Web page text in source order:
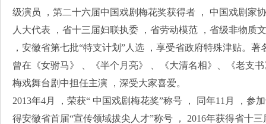
级演员 ，第二十六届中国戏剧梅花奖获得者 ， 中国戏剧家
人大代表 ，省十三届妇联执委 ，省劳动模范 ，省级非物质
，安徽省第七批“特支计划”人选 ，享受省政府特殊津贴。
曾在《女驸马》 、《半个月亮》 、《大清名相》、《老支
梅戏舞台剧中担任主演 ，深受大家喜爱。
2013年4月 ，荣获“ 中国戏剧梅花奖”称号 ， 同年11月 ，参
得安徽省首届“宣传领域拔尖人才”称号 ， 2016年获得省十